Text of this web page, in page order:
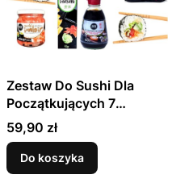
Zestaw Do Sushi Dla
Początkujących 7
Produktów - Rozmiar S
Cena
59,90 zł
Do koszyka